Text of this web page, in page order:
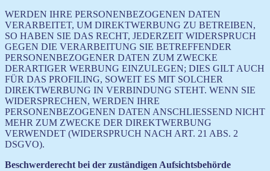
WERDEN IHRE PERSONENBEZOGENEN DATEN
VERARBEITET, UM DIREKTWERBUNG ZU BETREIBEN,
SO HABEN SIE DAS RECHT, JEDERZEIT WIDERSPRUCH
GEGEN DIE VERARBEITUNG SIE BETREFFENDER
PERSONENBEZOGENER DATEN ZUM ZWECKE
DERARTIGER WERBUNG EINZULEGEN; DIES GILT AUCH
FÜR DAS PROFILING, SOWEIT ES MIT SOLCHER
DIREKTWERBUNG IN VERBINDUNG STEHT. WENN SIE
WIDERSPRECHEN, WERDEN IHRE
PERSONENBEZOGENEN DATEN ANSCHLIESSEND NICHT
MEHR ZUM ZWECKE DER DIREKTWERBUNG
VERWENDET (WIDERSPRUCH NACH ART. 21 ABS. 2
DSGVO).
Beschwerderecht bei der zuständigen Aufsichtsbehörde